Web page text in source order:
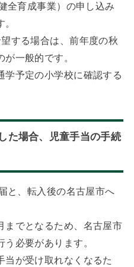
全育成事業）の申し込み
する場合は、前年度の秋
一般的です。
学予定の小学校に確認する
た場合、児童手当の手続
と、転入後の名古屋市へ
までとなるため、名古屋市
必要があります。
当が受け取れなくなるた